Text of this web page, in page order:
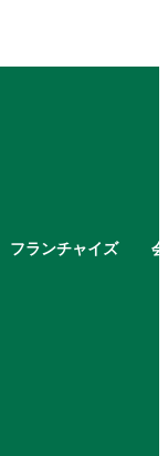
フランチャイズ